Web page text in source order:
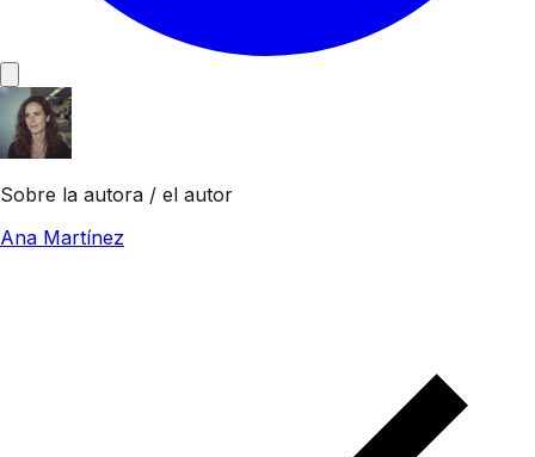
Sobre la autora / el autor
Ana Martínez